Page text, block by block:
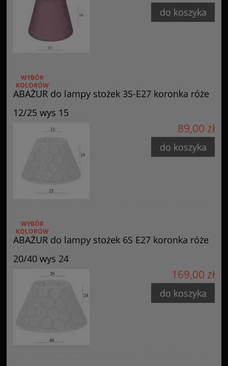
do koszyka
ABAŻUR do lampy stożek 3S-E27 koronka róże
12/25 wys 15
WYBÓR
KOLORÓW
89,00 zł
do koszyka
ABAŻUR do lampy stożek 6S E27 koronka róże
20/40 wys 24
WYBÓR
KOLORÓW
169,00 zł
do koszyka